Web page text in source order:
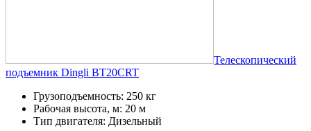
Телескопический
подъемник Dingli BT20CRT
Грузоподъемность: 250 кг
Рабочая высота, м: 20 м
Тип двигателя: Дизельный